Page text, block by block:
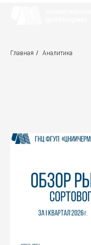
Главная / Аналитика